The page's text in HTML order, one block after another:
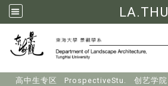
LA.THU
高中生专区 ProspectiveStu. 创艺学院